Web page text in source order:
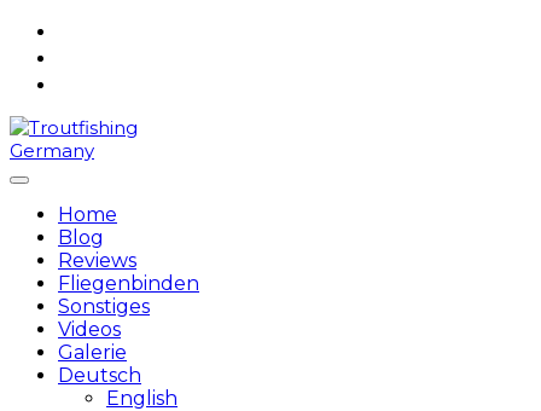
Skip
Home
Blog
Reviews
Fliegenbinden
Sonstiges
Videos
Galerie
Deutsch
English